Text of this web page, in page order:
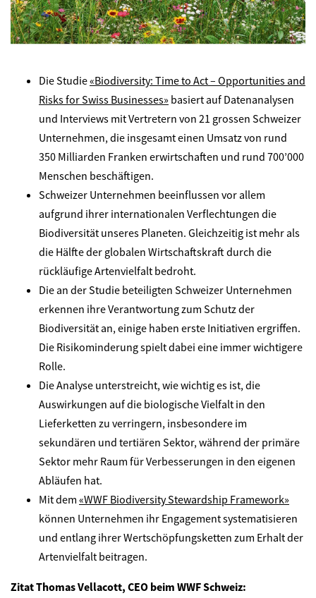
©
Die Studie«Biodiversity: Time to Act – Opportunities and
Risks for Swiss Businesses» basiert auf Datenanalysen
und Interviews mit Vertretern von 21 grossen Schweizer
Unternehmen, die insgesamt einen Umsatz von rund
350 Milliarden Franken erwirtschaften und rund 700’000
Menschen beschäftigen.
Schweizer Unternehmen beeinflussen vor allem
aufgrund ihrer internationalen Verflechtungen die
Biodiversität unseres Planeten. Gleichzeitig ist mehr als
die Hälfte der globalen Wirtschaftskraft durch die
rückläufige Artenvielfalt bedroht.
Die an der Studie beteiligten Schweizer Unternehmen
erkennen ihre Verantwortung zum Schutz der
Biodiversität an, einige haben erste Initiativen ergriffen.
Die Risikominderung spielt dabei eine immer wichtigere
Rolle.
Die Analyse unterstreicht, wie wichtig es ist, die
Auswirkungen auf die biologische Vielfalt in den
Lieferketten zu verringern, insbesondere im
sekundären und tertiären Sektor, während der primäre
Sektor mehr Raum für Verbesserungen in den eigenen
Abläufen hat.
Mit dem «WWF Biodiversity Stewardship Framework»
können Unternehmen ihr Engagement systematisieren
und entlang ihrer Wertschöpfungsketten zum Erhalt der
Artenvielfalt beitragen.
Zitat Thomas Vellacott, CEO beim WWF Schweiz: